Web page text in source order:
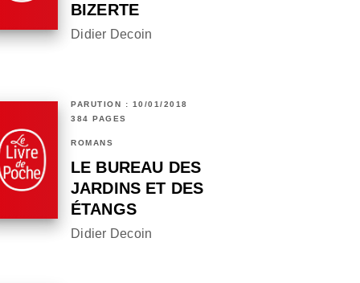
BIZERTE
Didier Decoin
PARUTION : 10/01/2018
384 PAGES
ROMANS
LE BUREAU DES
JARDINS ET DES
ÉTANGS
Didier Decoin